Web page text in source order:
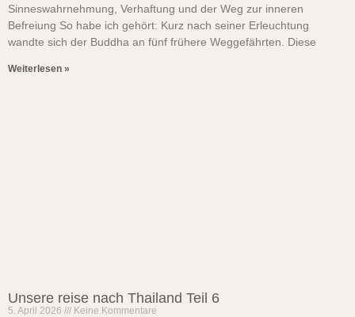
Sinneswahrnehmung, Verhaftung und der Weg zur inneren
Befreiung So habe ich gehört: Kurz nach seiner Erleuchtung
wandte sich der Buddha an fünf frühere Weggefährten. Diese
Weiterlesen »
Unsere reise nach Thailand Teil 6
5. April 2026 Keine Kommentare